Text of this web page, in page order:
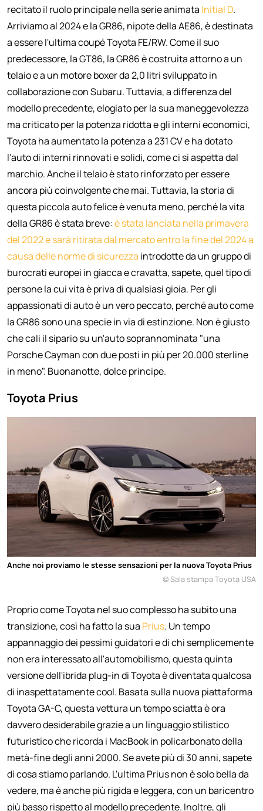
recitato il ruolo principale nella serie animata Initial D.
Arriviamo al 2024 e la GR86, nipote della AE86, è destinata
a essere l'ultima coupé Toyota FE/RW. Come il suo
predecessore, la GT86, la GR86 è costruita attorno a un
telaio e a un motore boxer da 2,0 litri sviluppato in
collaborazione con Subaru. Tuttavia, a differenza del
modello precedente, elogiato per la sua maneggevolezza
ma criticato per la potenza ridotta e gli interni economici,
Toyota ha aumentato la potenza a 231 CV e ha dotato
l'auto di interni rinnovati e solidi, come ci si aspetta dal
marchio. Anche il telaio è stato rinforzato per essere
ancora più coinvolgente che mai. Tuttavia, la storia di
questa piccola auto felice è venuta meno, perché la vita
della GR86 è stata breve:è stata lanciata nella primavera
del 2022 e sarà ritirata dal mercato entro la fine del 2024 a
causa delle norme di sicurezza introdotte da un gruppo di
burocrati europei in giacca e cravatta, sapete, quel tipo di
persone la cui vita è priva di qualsiasi gioia. Per gli
appassionati di auto è un vero peccato, perché auto come
la GR86 sono una specie in via di estinzione. Non è giusto
che cali il sipario su un'auto soprannominata "una
Porsche Cayman con due posti in più per 20.000 sterline
in meno". Buonanotte, dolce principe.
Toyota Prius
Anche noi proviamo le stesse sensazioni per la nuova Toyota Prius
© Sala stampa Toyota USA
Proprio come Toyota nel suo complesso ha subito una
transizione, così ha fatto la sua Prius. Un tempo
appannaggio dei pessimi guidatori e di chi semplicemente
non era interessato all'automobilismo, questa quinta
versione dell'ibrida plug-in di Toyota è diventata qualcosa
di inaspettatamente cool. Basata sulla nuova piattaforma
Toyota GA-C, questa vettura un tempo sciatta è ora
davvero desiderabile grazie a un linguaggio stilistico
futuristico che ricorda i MacBook in policarbonato della
metà-fine degli anni 2000. Se avete più di 30 anni, sapete
di cosa stiamo parlando. L'ultima Prius non è solo bella da
vedere, ma è anche più rigida e leggera, con un baricentro
più basso rispetto al modello precedente. Inoltre, gli